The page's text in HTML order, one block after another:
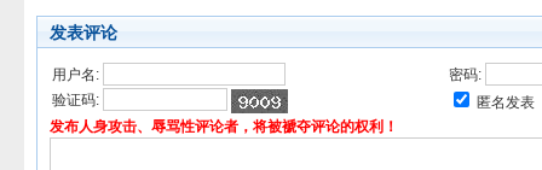
发表评论
用户名:
密码:
验证码:
匿名发表
发布人身攻击、辱骂性评论者，将被褫夺评论的权利！